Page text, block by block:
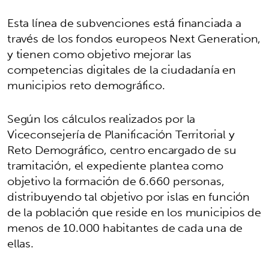
Esta línea de subvenciones está financiada a
través de los fondos europeos Next Generation,
y tienen como objetivo mejorar las
competencias digitales de la ciudadanía en
municipios reto demográfico.
Según los cálculos realizados por la
Viceconsejería de Planificación Territorial y
Reto Demográfico, centro encargado de su
tramitación, el expediente plantea como
objetivo la formación de 6.660 personas,
distribuyendo tal objetivo por islas en función
de la población que reside en los municipios de
menos de 10.000 habitantes de cada una de
ellas.